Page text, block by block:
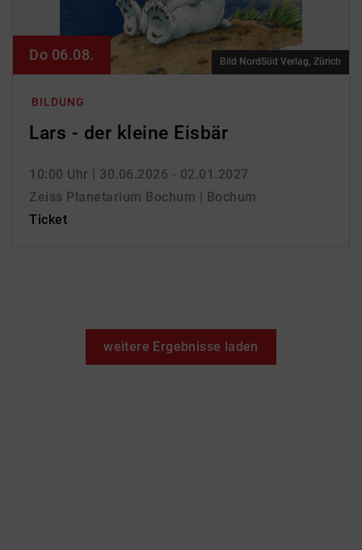
BILDUNG
Lars - der kleine Eisbär
10:00 Uhr | 30.06.2026 - 02.01.2027
Zeiss Planetarium Bochum | Bochum
Ticket
Do 06.08. Bild NordSüd Verlag, Zürich
weitere Ergebnisse laden